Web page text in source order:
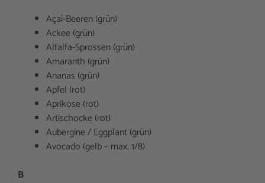
Açaí-Beeren (grün)
Ackee (grün)
Alfalfa-Sprossen (grün)
Amaranth (grün)
Ananas (grün)
Apfel (rot)
Aprikose (rot)
Artischocke (rot)
Aubergine / Eggplant (grün)
Avocado (gelb – max. 1/8)
B